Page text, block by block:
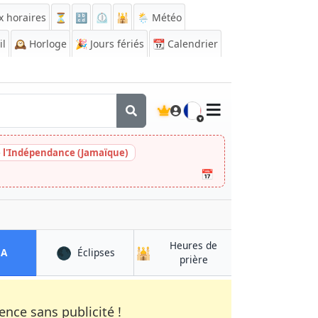
horaires ⏳ 🔡 ⏲️ 🕌
🌦️ Météo
🕰️ Horloge 🎉 Jours fériés 📆 Calendrier
🇫🇷
l'Indépendance (Jamaïque)
📅
à Cotonou 🌑 Éclipsesà Cotonou
🕌
Heures de
prièreà Cotonou
sans publicité !